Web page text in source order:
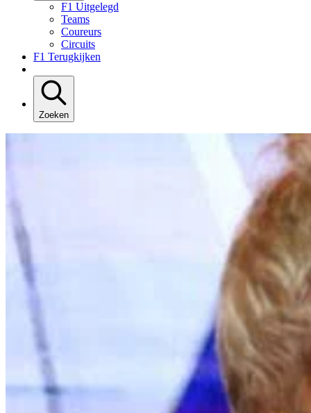
F1 Uitgelegd
Teams
Coureurs
Circuits
F1 Terugkijken
Zoeken